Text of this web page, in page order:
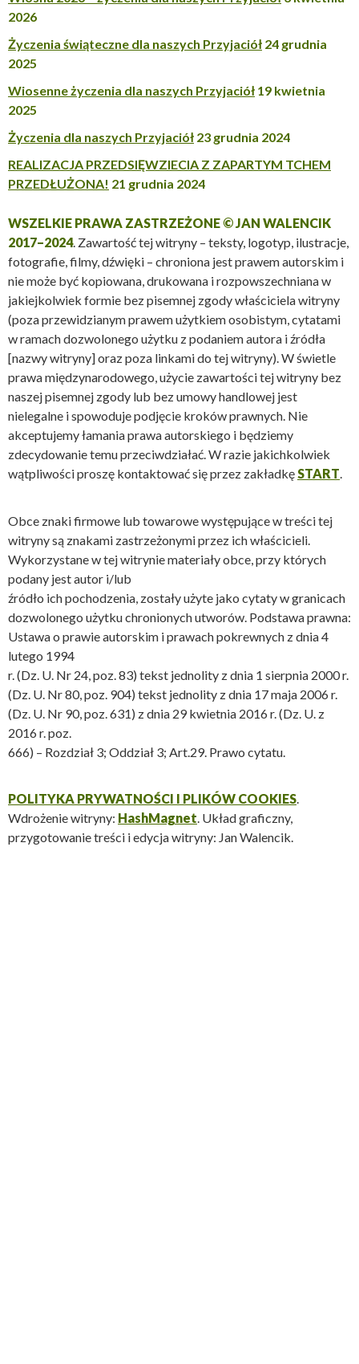
2026
Życzenia świąteczne dla naszych Przyjaciół 24 grudnia
2025
Wiosenne życzenia dla naszych Przyjaciół 19 kwietnia
2025
Życzenia dla naszych Przyjaciół 23 grudnia 2024
REALIZACJA PRZEDSIĘWZIECIA Z ZAPARTYM TCHEM
PRZEDŁUŻONA! 21 grudnia 2024
WSZELKIE PRAWA ZASTRZEŻONE © JAN WALENCIK
2017–2024. Zawartość tej witryny – teksty, logotyp, ilustracje,
fotografie, filmy, dźwięki – chroniona jest prawem autorskim i
nie może być kopiowana, drukowana i rozpowszechniana w
jakiejkolwiek formie bez pisemnej zgody właściciela witryny
(poza przewidzianym prawem użytkiem osobistym, cytatami
w ramach dozwolonego użytku z podaniem autora i źródła
[nazwy witryny] oraz poza linkami do tej witryny). W świetle
prawa międzynarodowego, użycie zawartości tej witryny bez
naszej pisemnej zgody lub bez umowy handlowej jest
nielegalne i spowoduje podjęcie kroków prawnych. Nie
akceptujemy łamania prawa autorskiego i będziemy
zdecydowanie temu przeciwdziałać. W razie jakichkolwiek
wątpliwości proszę kontaktować się przez zakładkęSTART.
Obce znaki firmowe lub towarowe występujące w treści tej
witryny są znakami zastrzeżonymi przez ich właścicieli.
Wykorzystane w tej witrynie materiały obce, przy których
podany jest autor i/lub
źródło ich pochodzenia, zostały użyte jako cytaty w granicach
dozwolonego użytku chronionych utworów. Podstawa prawna:
Ustawa o prawie autorskim i prawach pokrewnych z dnia 4
lutego 1994
r. (Dz. U. Nr 24, poz. 83) tekst jednolity z dnia 1 sierpnia 2000 r.
(Dz. U. Nr 80, poz. 904) tekst jednolity z dnia 17 maja 2006 r.
(Dz. U. Nr 90, poz. 631) z dnia 29 kwietnia 2016 r. (Dz. U. z
2016 r. poz.
666) – Rozdział 3; Oddział 3; Art.29. Prawo cytatu.
POLITYKA PRYWATNOŚCI I PLIKÓW COOKIES.
Wdrożenie witryny: HashMagnet. Układ graficzny,
przygotowanie treści i edycja witryny: Jan Walencik.